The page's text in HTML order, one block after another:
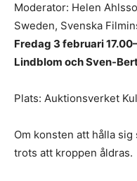
Moderator: Helen
Sweden, Svenska
Fredag 3 februari
Lindblom och Sven-
Plats: Auktionsverket
Om konsten att hålla
trots att kroppen åldras.